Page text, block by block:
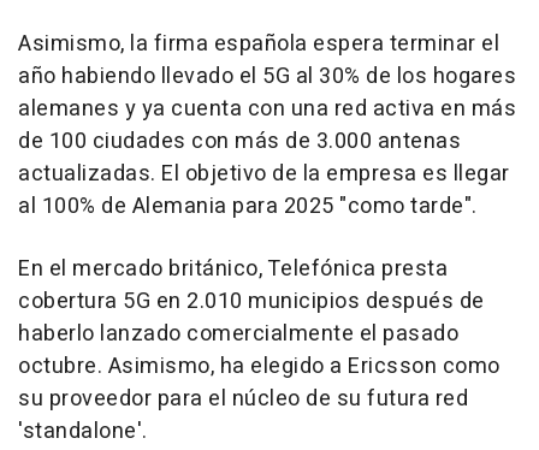
Asimismo, la firma española espera terminar el
año habiendo llevado el 5G al 30% de los hogares
alemanes y ya cuenta con una red activa en más
de 100 ciudades con más de 3.000 antenas
actualizadas. El objetivo de la empresa es llegar
al 100% de Alemania para 2025 "como tarde".
En el mercado británico, Telefónica presta
cobertura 5G en 2.010 municipios después de
haberlo lanzado comercialmente el pasado
octubre. Asimismo, ha elegido a Ericsson como
su proveedor para el núcleo de su futura red
'standalone'.